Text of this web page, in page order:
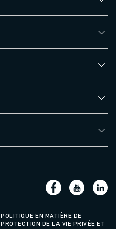
POLITIQUE EN MATIÈRE DE
PROTECTION DE LA VIE PRIVÉE ET